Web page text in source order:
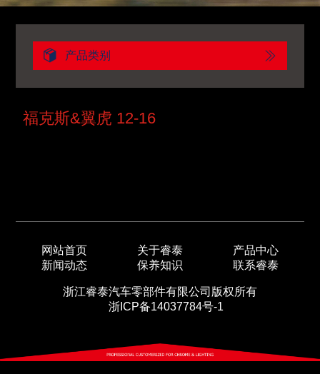
产品类别
福克斯&翼虎 12-16
网站首页 关于睿泰
产品中心
新闻动态
保养知识 联系睿泰
浙江睿泰汽车零部件有限公司版权所有
浙ICP备14037784号-1